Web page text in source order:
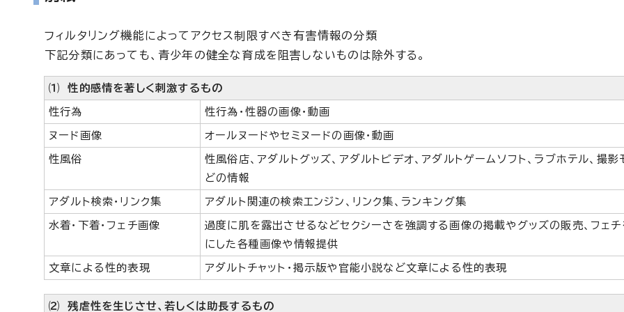
フィルタリング機能によってアクセス制限すべき有害情報の分類
下記分類にあっても、青少年の健全な育成を阻害しないものは除外する。
⑴ 性的感情を著しく刺激するもの
性行為 性行為・性器の画像・動画
ヌード画像 オールヌードやセミヌードの画像・動画
性風俗
性風俗店、アダルトグッズ、アダルトビデオ、アダルトゲームソフト、ラブホテル、撮影
どの情報
アダルト検索・リンク集 アダルト関連の検索エンジン、リンク集、ランキング集
水着・下着・フェチ画像
過度に肌を露出させるなどセクシーさを強調する画像の掲載やグッズの販売、フェチ
にした各種画像や情報提供
文章による性的表現 アダルトチャット・掲示版や官能小説など文章による性的表現
⑵ 残虐性を生じさせ、若しくは助長するもの